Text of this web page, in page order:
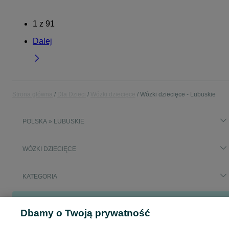
1 z 91
Dalej
Wózki dziecięce - Lubuskie
POLSKA » LUBUSKIE
WÓZKI DZIECIĘCE
KATEGORIA
Popularne wyszukiwania
wózek do samolotu wózek dla bliźniąt
Dbamy o Twoją prywatność